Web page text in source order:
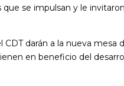
se impulsan y le
darán a la nueva mesa
en beneficio del